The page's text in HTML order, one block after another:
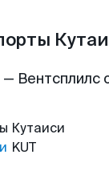
—
Кутаиси
KUT